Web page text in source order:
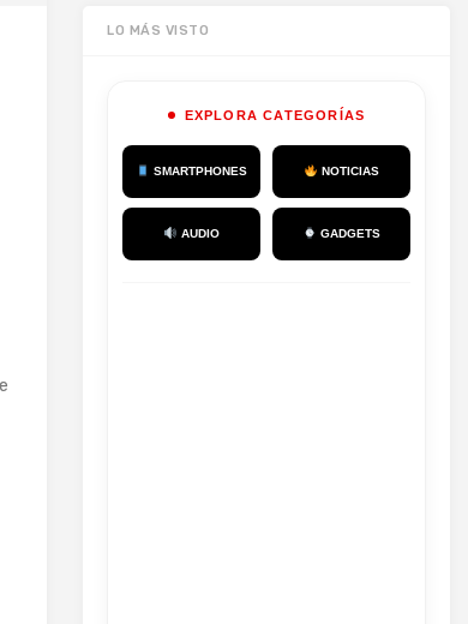
LO MÁS VISTO
EXPLORA CATEGORÍAS
SMARTPHONES NOTICIAS
AUDIO GADGETS